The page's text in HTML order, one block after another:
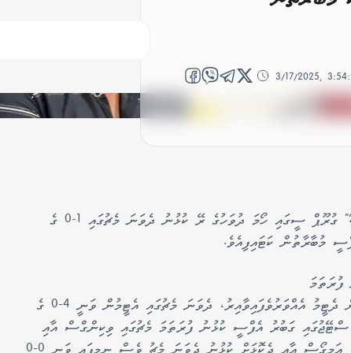
3/17/2025,
މިހާރު ކުރިއަށްދާ "މަރަދޫ ސްޓްރީޓް ޗެލެންޖް 2025" ގުރޫޕް ސީގައި ހޯމަ ދުވަހުގެ ރޭ ކުޅުނު ދެވަނަ މެޗުގައި 1-0 ގެ
މުބާރާތުން ކަޓައިފިއެވެ.
މެޗުގައި އަމިގޯސް އާއި ވާދަކޮށް 0-0 ގެ ނަތީޖާއަކުން ދެޓީމު އެއްވަރުވެފައިވާއިރު، ދެވަނަ މެޗުގައި އެޓީމުން ވަނީ 4-0 ގެ
ގަބުރު އެފްސީ ކުޅުނު ފުރަތަމަ މެޗުގައި ވިކިންގްސް އާއި